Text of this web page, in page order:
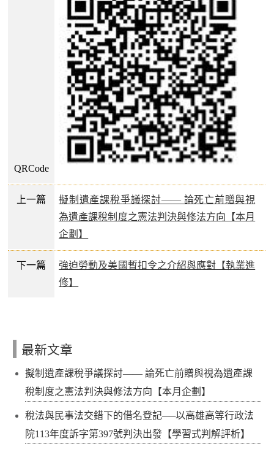
QRCode
上一篇
擬制遺產課稅爭議探討—— 論死亡前贈與視
為遺產課稅制度之憲法判決與修法方向【本月
企劃】
下一篇
強迫勞動及美國暫扣令之介紹與應對【執業進
修】
最新文章
擬制遺產課稅爭議探討—— 論死亡前贈與視為遺產課
稅制度之憲法判決與修法方向【本月企劃】
稅法與民事法交錯下的借名登記──以高雄高等行政法
院113年度訴字第397號判決出發【學習式判解評析】